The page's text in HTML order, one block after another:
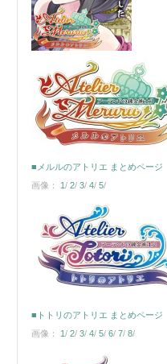
■メルルのアトリエ まとめページ
画像： 1/ 2/ 3/ 4/ 5/
■トトリのアトリエ まとめページ
画像： 1/ 2/ 3/ 4/ 5/ 6/ 7/ 8/